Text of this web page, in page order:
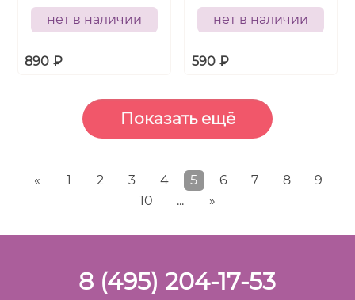
нет в наличии
890 ₽
нет в наличии
590 ₽
« 1 2 3 4 5 6 7 8
9
10
... »
8 (495) 204-17-53